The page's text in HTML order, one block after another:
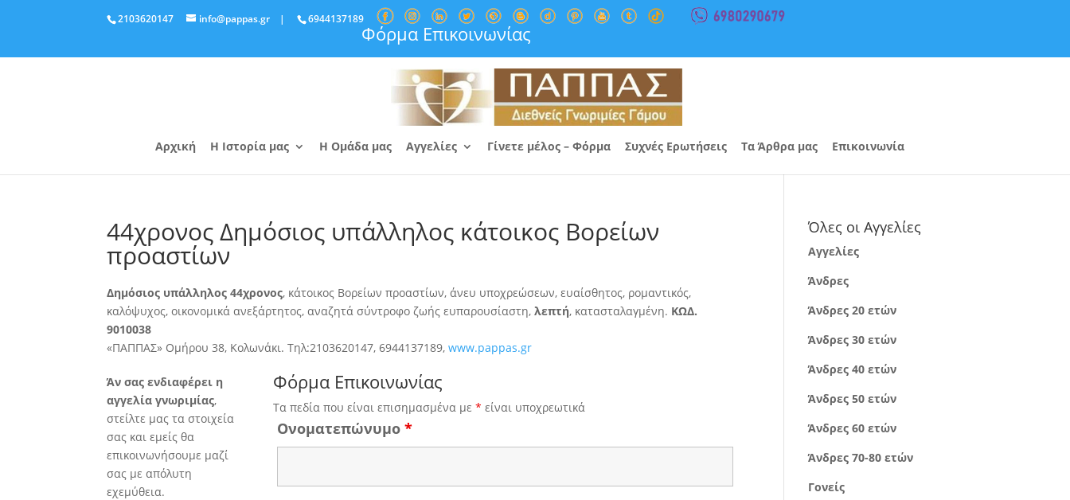
2103620147 info@pappas.gr | 6944137189
Φόρμα Επικοινωνίας
Αρχική Η Ιστορία μας Η Ομάδα μας Αγγελίες Γίνετε μέλος – Φόρμα Συχνές Ερωτήσεις Τα Άρθρα μας Επικοινωνία
44χρονος Δημόσιος υπάλληλος κάτοικος Βορείων
προαστίων
Δημόσιος υπάλληλος 44χρονος, κάτοικος Βορείων προαστίων, άνευ υποχρεώσεων, ευαίσθητος, ρομαντικός,
καλόψυχος, οικονομικά ανεξάρτητος, αναζητά σύντροφο ζωής ευπαρουσίαστη,λεπτή, κατασταλαγμένη. ΚΩΔ.
9010038
«ΠΑΠΠΑΣ» Ομήρου 38, Κολωνάκι. Τηλ:2103620147, 6944137189,www.pappas.gr
Άν σας ενδιαφέρει η
αγγελία γνωριμίας,
στείλτε μας τα στοιχεία
σας και εμείς θα
επικοινωνήσουμε μαζί
σας με απόλυτη
εχεμύθεια.
Φόρμα Επικοινωνίας
Τα πεδία που είναι επισημασμένα με* είναι υποχρεωτικά
Ονοματεπώνυμο*
Όλες οι Αγγελίες
Αγγελίες
Άνδρες
Άνδρες 20 ετών
Άνδρες 30 ετών
Άνδρες 40 ετών
Άνδρες 50 ετών
Άνδρες 60 ετών
Άνδρες 70-80 ετών
Γονείς